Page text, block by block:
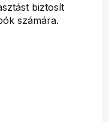
biztosít
számára.